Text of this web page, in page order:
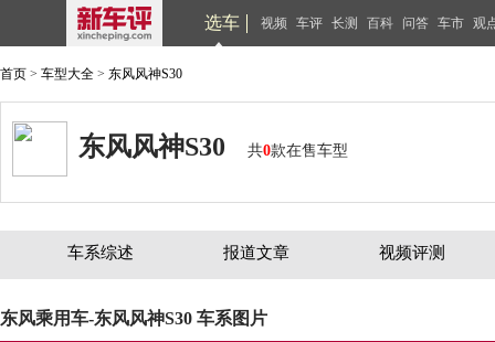
选车 视频 车评 长测 百科 问答 车市 观
首页 > 车型大全 > 东风风神S30
东风风神S30 共0款在售车型
车系综述 报道文章 视频评测
东风乘用车-东风风神S30 车系图片